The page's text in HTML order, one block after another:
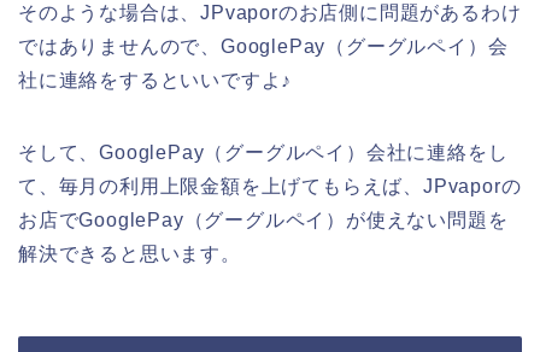
そのような場合は、JPvaporのお店側に問題があるわけ
ではありませんので、GooglePay（グーグルペイ）会
社に連絡をするといいですよ♪
そして、GooglePay（グーグルペイ）会社に連絡をし
て、毎月の利用上限金額を上げてもらえば、JPvaporの
お店でGooglePay（グーグルペイ）が使えない問題を
解決できると思います。